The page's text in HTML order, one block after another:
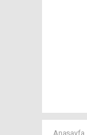
Anasayfa